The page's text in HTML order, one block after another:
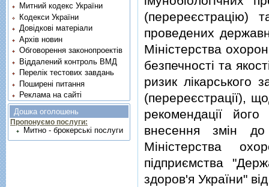
(перереєстрацiю)
проведених
Мiнiстерства
безпечностi та
ризик лiкарського
(перереєстрацiї),
рекомендацiї
внесення змiн
Мiнiстерства
пiдприємства
здоров'я України"
Митний кодекс України
Кодекси України
Довідкові матеріали
Архів новин
Обговорення законопроектів
Віддалений контроль ВМД
Перелік тестових завдань
Поширені питання
Реклама на сайті
Дошка оголошень
Пропонуємо послуги:
Митно - брокерські послуги